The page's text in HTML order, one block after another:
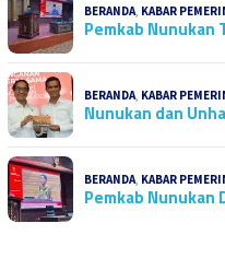
BERANDA, KABAR
Pemkab
BERANDA, KABAR
Nunukan dan
BERANDA, KABAR
Pemkab Nunukan